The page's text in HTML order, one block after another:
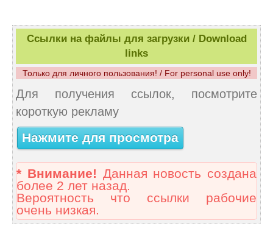
Ссылки на файлы для загрузки / Download
links
Только для личного пользования! / For personal use only!
Для получения ссылок, посмотрите
короткую рекламу
Нажмите для просмотра
* Внимание! Данная новость создана
более 2 лет назад.
Вероятность что ссылки рабочие
очень низкая.